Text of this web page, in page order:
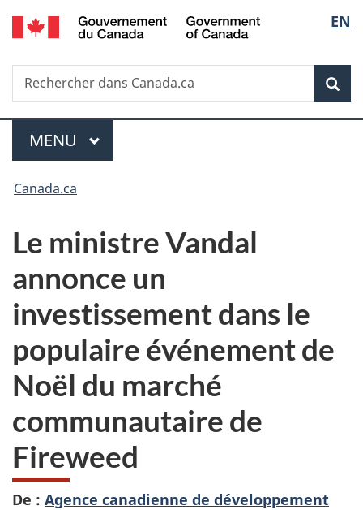
Passer
au
principal
Passer
à
Au
du
Passer
à
version
simplifiée
de
la
EN
Recherche
Rechercher
dans
Menu
MENU PRINCIPAL
Vous
ici :
Canada.ca
Le ministre Vandal
annonce un
investissement dans le
populaire événement de
Noël du marché
communautaire de
Fireweed
De : Agence canadienne de développement